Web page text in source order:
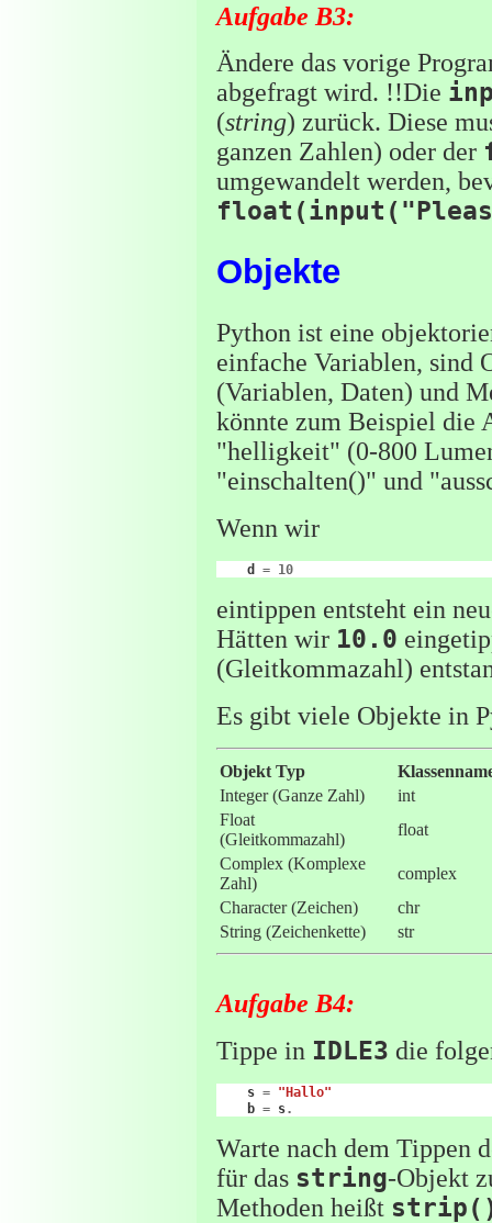
Aufgabe B3:
Ändere das vorige
abgefragt wird. !!Die
(string) zurück. Diese
ganzen Zahlen) oder der
umgewandelt werden,
Objekte
Python ist eine
einfache Variablen, sind
(Variablen, Daten) und
könnte zum Beispiel die
"helligkeit" (0-800
"einschalten()" und
Wenn wir
d = 10
eintippen entsteht ein
Hätten wir 10.0
(Gleitkommazahl)
Es gibt viele Objekte in
Objekt Typ
Integer (Ganze Zahl)
int
Float
(Gleitkommazahl)
float
Complex (Komplexe
Zahl)
complex
Character (Zeichen)
chr
String (Zeichenkette)
str
Aufgabe B4:
Tippe in IDLE3 die
s = "Hallo"
b = s.
Warte nach dem Tippen
für das string-Objekt
Methoden heißt